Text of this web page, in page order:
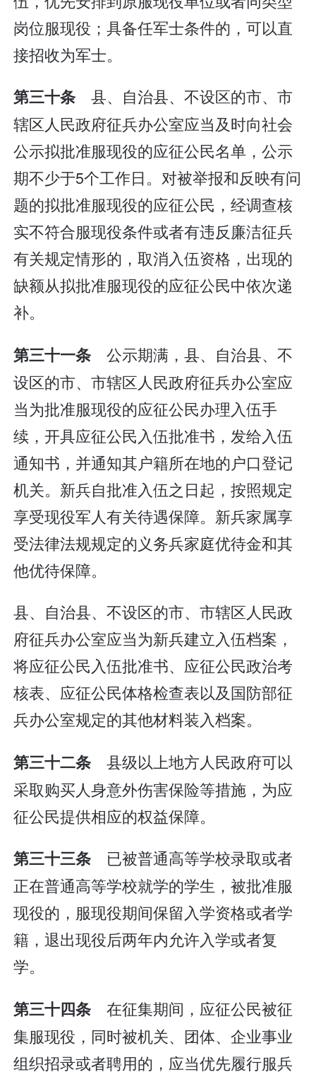
岗位服现役；具备任军士条件的，可以直
接招收为军士。
第三十条 县、自治县、不设区的市、市
辖区人民政府征兵办公室应当及时向社会
公示拟批准服现役的应征公民名单，公示
期不少于5个工作日。对被举报和反映有问
题的拟批准服现役的应征公民，经调查核
实不符合服现役条件或者有违反廉洁征兵
有关规定情形的，取消入伍资格，出现的
缺额从拟批准服现役的应征公民中依次递
补。
第三十一条 公示期满，县、自治县、不
设区的市、市辖区人民政府征兵办公室应
当为批准服现役的应征公民办理入伍手
续，开具应征公民入伍批准书，发给入伍
通知书，并通知其户籍所在地的户口登记
机关。新兵自批准入伍之日起，按照规定
享受现役军人有关待遇保障。新兵家属享
受法律法规规定的义务兵家庭优待金和其
他优待保障。
县、自治县、不设区的市、市辖区人民政
府征兵办公室应当为新兵建立入伍档案，
将应征公民入伍批准书、应征公民政治考
核表、应征公民体格检查表以及国防部征
兵办公室规定的其他材料装入档案。
第三十二条 县级以上地方人民政府可以
采取购买人身意外伤害保险等措施，为应
征公民提供相应的权益保障。
第三十三条 已被普通高等学校录取或者
正在普通高等学校就学的学生，被批准服
现役的，服现役期间保留入学资格或者学
籍，退出现役后两年内允许入学或者复
学。
第三十四条 在征集期间，应征公民被征
集服现役，同时被机关、团体、企业事业
组织招录或者聘用的，应当优先履行服兵